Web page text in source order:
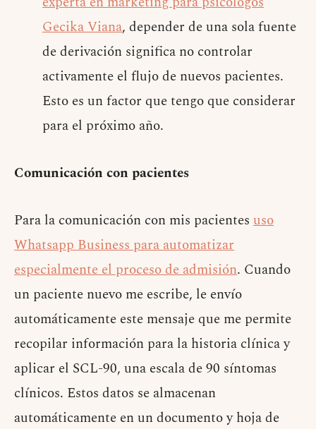
Gecika Viana, depender de una sola fuente
de derivación significa no controlar
activamente el flujo de nuevos pacientes.
Esto es un factor que tengo que considerar
para el próximo año.
Comunicación con pacientes
Para la comunicación con mis pacientes uso
Whatsapp Business para automatizar
especialmente el proceso de admisión. Cuando
un paciente nuevo me escribe, le envío
automáticamente este mensaje que me permite
recopilar información para la historia clínica y
aplicar el SCL-90, una escala de 90 síntomas
clínicos. Estos datos se almacenan
automáticamente en un documento y hoja de